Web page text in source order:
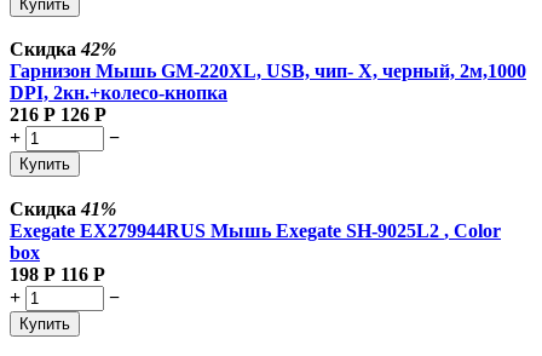
Купить
Скидка42%
Гарнизон Мышь GM-220XL, USB, чип- Х, черный, 2м,1000
DPI, 2кн.+колесо-кнопка
216 Р 126 Р
+
−
Купить
Скидка41%
Exegate EX279944RUS Мышь Exegate SH-9025L2 , Color
box
198 Р 116 Р
+
−
Купить